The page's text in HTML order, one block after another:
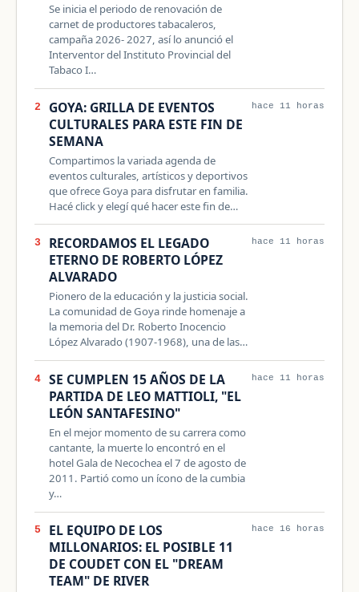
Se inicia el periodo de renovación de
carnet de productores tabacaleros,
campaña 2026- 2027, así lo anunció el
Interventor del Instituto Provincial del
Tabaco I…
2
GOYA: GRILLA DE EVENTOS
CULTURALES PARA ESTE FIN DE
SEMANA
Compartimos la variada agenda de
eventos culturales, artísticos y deportivos
que ofrece Goya para disfrutar en familia.
Hacé click y elegí qué hacer este fin de…
hace 11 horas
3
RECORDAMOS EL LEGADO
ETERNO DE ROBERTO LÓPEZ
ALVARADO
Pionero de la educación y la justicia social.
La comunidad de Goya rinde homenaje a
la memoria del Dr. Roberto Inocencio
López Alvarado (1907-1968), una de las…
hace 11 horas
4
SE CUMPLEN 15 AÑOS DE LA
PARTIDA DE LEO MATTIOLI, "EL
LEÓN SANTAFESINO"
En el mejor momento de su carrera como
cantante, la muerte lo encontró en el
hotel Gala de Necochea el 7 de agosto de
2011. Partió como un ícono de la cumbia
y…
hace 11 horas
5
EL EQUIPO DE LOS
MILLONARIOS: EL POSIBLE 11
DE COUDET CON EL "DREAM
TEAM" DE RIVER
hace 16 horas